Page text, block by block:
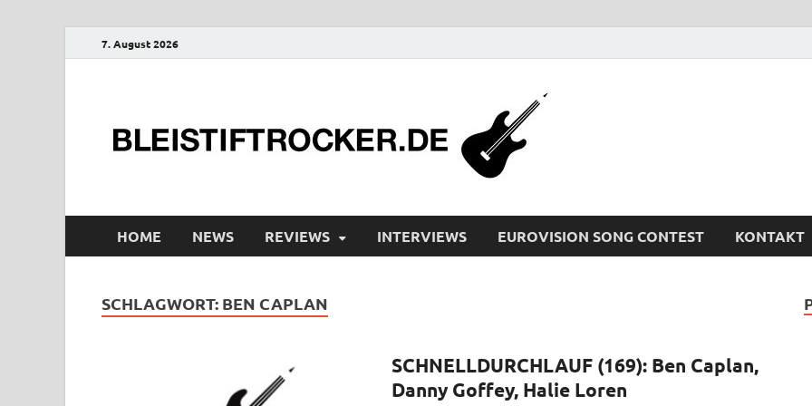
7. August 2026
HOME NEWS REVIEWS INTERVIEWS EUROVISION SONG CONTEST KONTAKT
SCHLAGWORT: BEN CAPLAN
SCHNELLDURCHLAUF (169): Ben Caplan,
Danny Goffey, Halie Loren